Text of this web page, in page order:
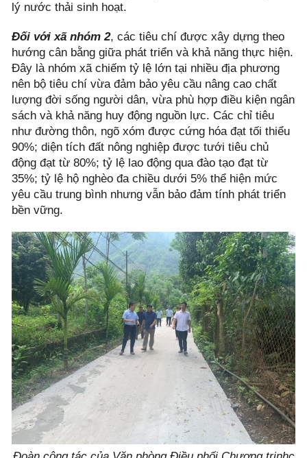
lý nước thải sinh hoạt.
Đối với xã nhóm 2, các tiêu chí được xây dựng theo
hướng cân bằng giữa phát triển và khả năng thực hiện.
Đây là nhóm xã chiếm tỷ lệ lớn tại nhiều địa phương
nên bộ tiêu chí vừa đảm bảo yêu cầu nâng cao chất
lượng đời sống người dân, vừa phù hợp điều kiện ngân
sách và khả năng huy động nguồn lực. Các chỉ tiêu
như đường thôn, ngõ xóm được cứng hóa đạt tối thiểu
90%; diện tích đất nông nghiệp được tưới tiêu chủ
động đạt từ 80%; tỷ lệ lao động qua đào tạo đạt từ
35%; tỷ lệ hộ nghèo đa chiều dưới 5% thể hiện mức
yêu cầu trung bình nhưng vẫn bảo đảm tính phát triển
bền vững.